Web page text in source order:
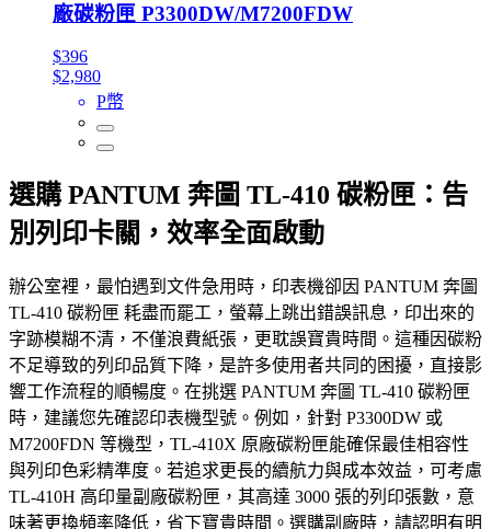
廠碳粉匣 P3300DW/M7200FDW
$396
$2,980
P幣
選購 PANTUM 奔圖 TL-410 碳粉匣：告
別列印卡關，效率全面啟動
辦公室裡，最怕遇到文件急用時，印表機卻因 PANTUM 奔圖
TL-410 碳粉匣 耗盡而罷工，螢幕上跳出錯誤訊息，印出來的
字跡模糊不清，不僅浪費紙張，更耽誤寶貴時間。這種因碳粉
不足導致的列印品質下降，是許多使用者共同的困擾，直接影
響工作流程的順暢度。在挑選 PANTUM 奔圖 TL-410 碳粉匣
時，建議您先確認印表機型號。例如，針對 P3300DW 或
M7200FDN 等機型，TL-410X 原廠碳粉匣能確保最佳相容性
與列印色彩精準度。若追求更長的續航力與成本效益，可考慮
TL-410H 高印量副廠碳粉匣，其高達 3000 張的列印張數，意
味著更換頻率降低，省下寶貴時間。選購副廠時，請認明有明